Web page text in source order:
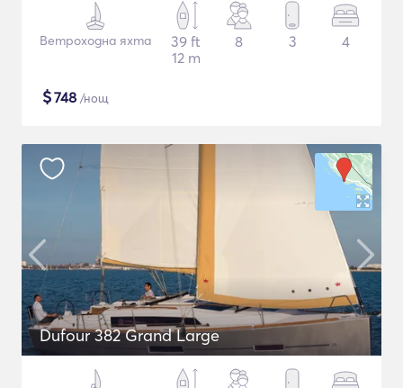
Ветроходна яхта
39 ft
12 m
8 3 4
$748 /нощ
Dufour 382 Grand Large